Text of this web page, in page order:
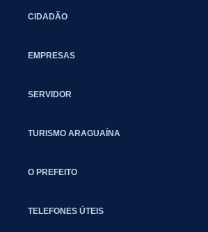
CIDADÃO
EMPRESAS
SERVIDOR
TURISMO ARAGUAÍNA
O PREFEITO
TELEFONES ÚTEIS